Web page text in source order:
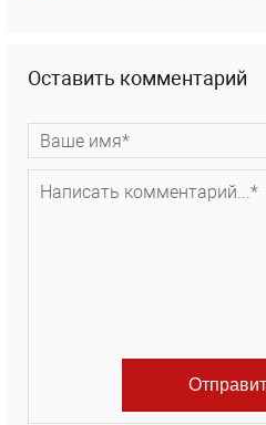
Оставить комментарий